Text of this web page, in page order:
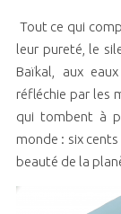
Tout ce qui
leur pureté, le
Baïkal, aux
réfléchie par les
qui tombent à
monde : six
beauté de la